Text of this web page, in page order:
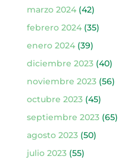
marzo 2024(42)
febrero 2024(35)
enero 2024(39)
diciembre 2023(40)
noviembre 2023(56)
octubre 2023(45)
septiembre 2023(65)
agosto 2023(50)
julio 2023(55)